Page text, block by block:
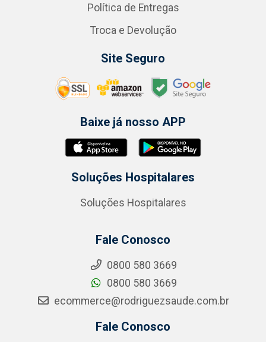
Política de Entregas
Troca e Devolução
Site Seguro
Baixe já nosso APP
Soluções Hospitalares
Soluções Hospitalares
Fale Conosco
0800 580 3669
0800 580 3669
ecommerce@rodriguezsaude.com.br
Fale Conosco